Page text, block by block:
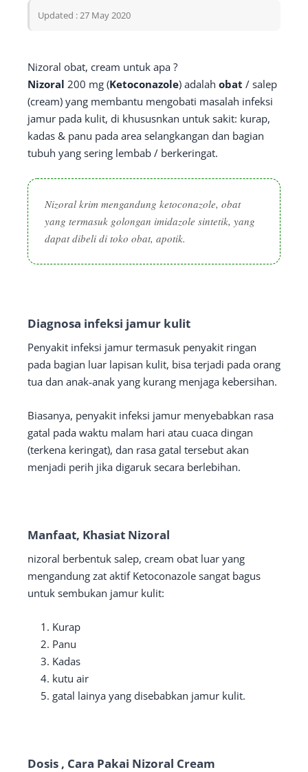
Updated : 27 May 2020
Nizoral obat, cream untuk apa ?
Nizoral 200 mg (Ketoconazole) adalah obat / salep
(cream) yang membantu mengobati masalah infeksi
jamur pada kulit, di khususnkan untuk sakit: kurap,
kadas & panu pada area selangkangan dan bagian
tubuh yang sering lembab / berkeringat.
Nizoral krim mengandung ketoconazole, obat
yang termasuk golongan imidazole sintetik, yang
dapat dibeli di toko obat, apotik.
Diagnosa infeksi jamur kulit
Penyakit infeksi jamur termasuk penyakit ringan
pada bagian luar lapisan kulit, bisa terjadi pada orang
tua dan anak-anak yang kurang menjaga kebersihan.
Biasanya, penyakit infeksi jamur menyebabkan rasa
gatal pada waktu malam hari atau cuaca dingan
(terkena keringat), dan rasa gatal tersebut akan
menjadi perih jika digaruk secara berlebihan.
Manfaat, Khasiat Nizoral
nizoral berbentuk salep, cream obat luar yang
mengandung zat aktif Ketoconazole sangat bagus
untuk sembukan jamur kulit:
Kurap
Panu
Kadas
kutu air
gatal lainya yang disebabkan jamur kulit.
Dosis , Cara Pakai Nizoral Cream